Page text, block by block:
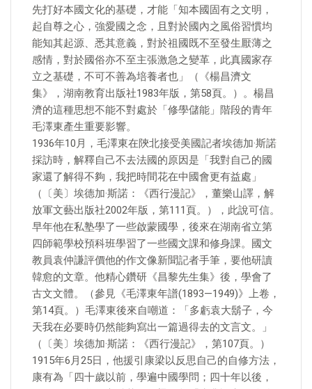
先打好本國文化的基礎，才能「知本國固有之文明，
起自尊之心，強愛國之念，且對於國內之風俗習慣均
能知其起源、悉其意義，對於祖國既不至發生厭薄之
感情，對於國俗亦不至主張激急之變革，此真國家存
立之基礎，不可不善為培養者也」（《楊昌濟文
集》，湖南教育出版社1983年版，第58頁。）。楊昌
濟的這種思想不能不對處於「修學儲能」階段的青年
毛澤東產生重要影響。
1936年10月，毛澤東在陝北接受美國記者埃德加·斯諾
採訪時，解釋自己不去法國的原因是「我對自己的國
家還了解得不夠，我把時間花在中國會更有益處」
（〔美〕埃德加·斯諾：《西行漫記》，董樂山譯，解
放軍文藝出版社2002年版，第111頁。），此說可信。
早年他在私塾學了一些啟蒙國學，後來在湖南省立第
四師範學校預科班學習了一些國文課和修身課。國文
教員袁仲謙評價他的作文像新聞記者手筆，要他研讀
韓愈的文章。他精心鑽研《昌黎先生集》後，學會了
古文文體。（參見《毛澤東年譜(1893—1949)》上卷，
第14頁。）毛澤東後來自嘲道：「多虧袁大鬍子，今
天我在必要時仍然能夠寫出一篇過得去的文言文。」
（〔美〕埃德加·斯諾：《西行漫記》，第107頁。）
1915年6月25日，他援引康梁以反思自己的自修方法，
康有為「四十歲以前，學遍中國學問；四十年以後，